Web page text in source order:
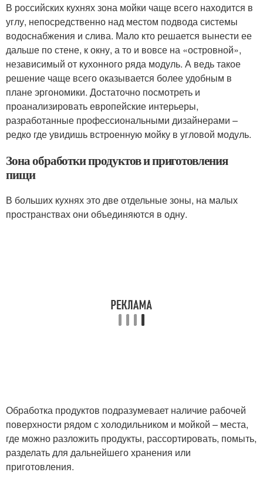
В российских кухнях зона мойки чаще всего находится в
углу, непосредственно над местом подвода системы
водоснабжения и слива. Мало кто решается вынести ее
дальше по стене, к окну, а то и вовсе на «островной»,
независимый от кухонного ряда модуль. А ведь такое
решение чаще всего оказывается более удобным в
плане эргономики. Достаточно посмотреть и
проанализировать европейские интерьеры,
разработанные профессиональными дизайнерами –
редко где увидишь встроенную мойку в угловой модуль.
Зона обработки продуктов и приготовления
пищи
В больших кухнях это две отдельные зоны, на малых
пространствах они объединяются в одну.
Обработка продуктов подразумевает наличие рабочей
поверхности рядом с холодильником и мойкой – места,
где можно разложить продукты, рассортировать, помыть,
разделать для дальнейшего хранения или
приготовления.